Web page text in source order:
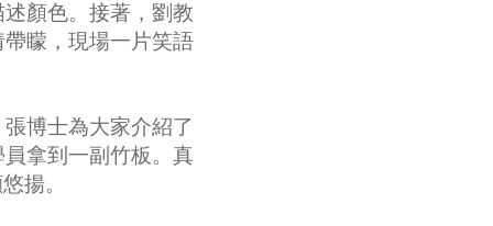
顏色。接著，劉教
矇，現場一片笑語
博士為大家介紹了
拿到一副竹板。真
揚。